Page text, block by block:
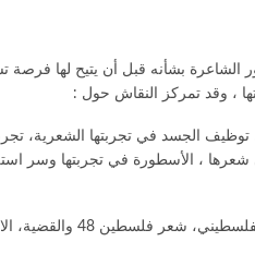
الشاعرة بشأنه قبل أن يتيح لها
، وقد تمركز النقاش حول :
الجسد في تجربتها الشعرية،
، الأسطورة في تجربتها وسر
ما هو موضوعي مرتبط بالهوية الفلسطينية ،